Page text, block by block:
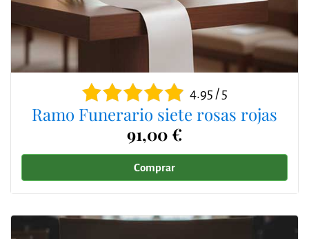
4.95 / 5
Ramo Funerario siete rosas rojas
91,00 €
Comprar